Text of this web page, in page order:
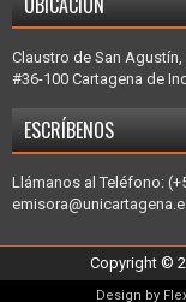
Claustro de San
#36-100 Cartagena de
ESCRÍBENOS
Llámanos al Teléfono:
Copyright ©
Design by